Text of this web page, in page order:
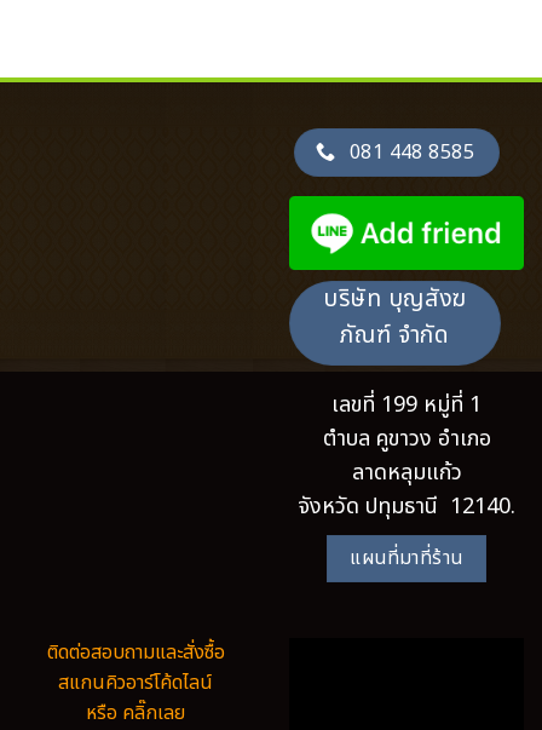
081 448 8585
บริษัท บุญสังฆ
ภัณฑ์ จำกัด
เลขที่ 199 หมู่ที่ 1
ตำบล คูขาวง อำเภอ
ลาดหลุมแก้ว
จังหวัด ปทุมธานี 12140.
แผนที่มาที่ร้าน
ติดต่อสอบถามและสั่งซื้อ
สแกนคิวอาร์โค้ดไลน์
หรือ คลิ๊กเลย